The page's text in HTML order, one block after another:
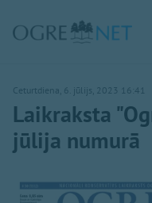
Ceturtdiena, 6. jūlijs, 2023 16:41
Laikraksta
jūlija numurā